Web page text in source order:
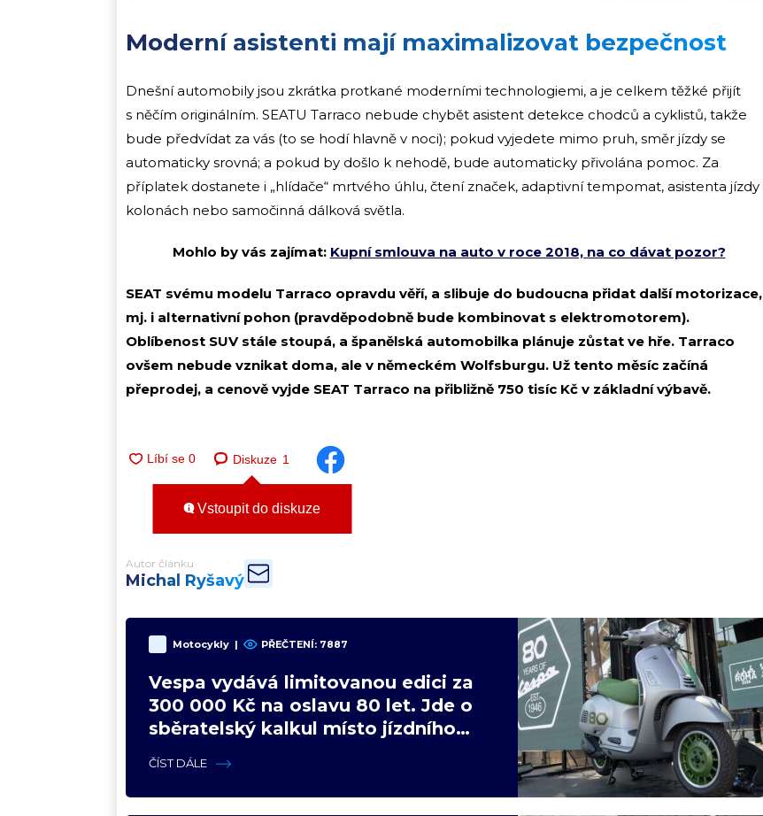
Moderní asistenti mají maximalizovat bezpečnost
Dnešní automobily jsou zkrátka protkané moderními technologiemi, a je celkem těžké přijít
s něčím originálním. SEATU Tarraco nebude chybět asistent detekce chodců a cyklistů, takže
bude předvídat za vás (to se hodí hlavně v noci); pokud vyjedete mimo pruh, směr jízdy se
automaticky srovná; a pokud by došlo k nehodě, bude automaticky přivolána pomoc. Za
příplatek dostanete i „hlídače“ mrtvého úhlu, čtení značek, adaptivní tempomat, asistenta jízdy
kolonách nebo samočinná dálková světla.
Mohlo by vás zajímat: Kupní smlouva na auto v roce 2018, na co dávat pozor?
SEAT svému modelu Tarraco opravdu věří, a slibuje do budoucna přidat další motorizace,
mj. i alternativní pohon (pravděpodobně bude kombinovat s elektromotorem).
Oblíbenost SUV stále stoupá, a španělská automobilka plánuje zůstat ve hře. Tarraco
ovšem nebude vznikat doma, ale v německém Wolfsburgu. Už tento měsíc začíná
přeprodej, a cenově vyjde SEAT Tarraco na přibližně 750 tisíc Kč v základní výbavě.
Diskuze 1
Vstoupit do diskuze
Autor článku
Michal Ryšavý
Motocykly | PŘEČTENÍ: 7887
Vespa vydává limitovanou edici za
300 000 Kč na oslavu 80 let. Jde o
sběratelský kalkul místo jízdního
upgradu
ČÍST DÁLE